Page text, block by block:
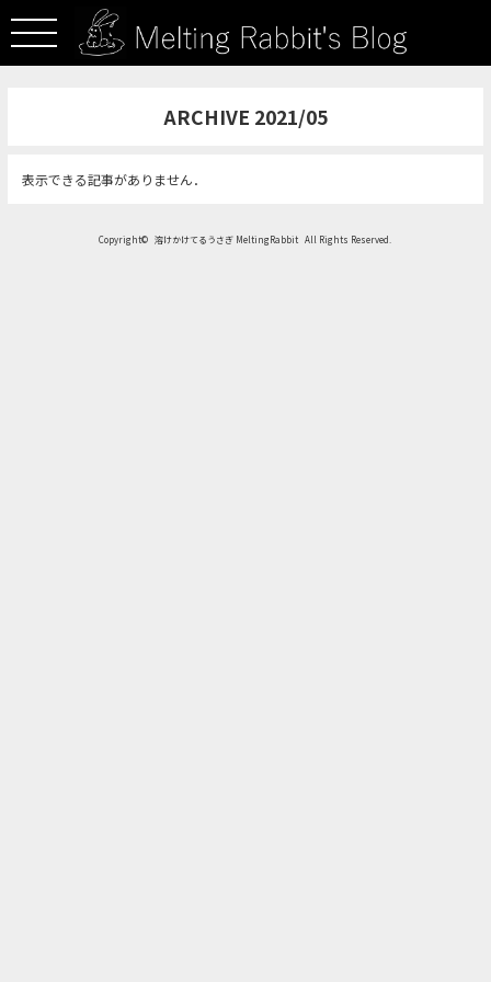
ARCHIVE 2021/05
表示できる記事がありません．
Copyright©溶けかけてるうさぎ MeltingRabbit All Rights Reserved.